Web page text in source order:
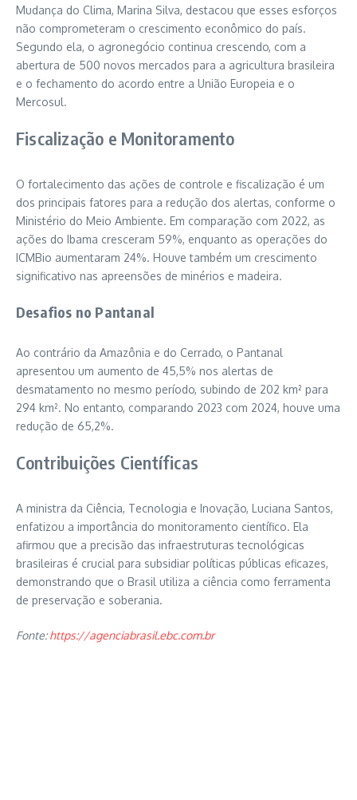
Mudança do Clima, Marina Silva, destacou que esses esforços
não comprometeram o crescimento econômico do país.
Segundo ela, o agronegócio continua crescendo, com a
abertura de 500 novos mercados para a agricultura brasileira
e o fechamento do acordo entre a União Europeia e o
Mercosul.
Fiscalização e Monitoramento
O fortalecimento das ações de controle e fiscalização é um
dos principais fatores para a redução dos alertas, conforme o
Ministério do Meio Ambiente. Em comparação com 2022, as
ações do Ibama cresceram 59%, enquanto as operações do
ICMBio aumentaram 24%. Houve também um crescimento
significativo nas apreensões de minérios e madeira.
Desafios no Pantanal
Ao contrário da Amazônia e do Cerrado, o Pantanal
apresentou um aumento de 45,5% nos alertas de
desmatamento no mesmo período, subindo de 202 km² para
294 km². No entanto, comparando 2023 com 2024, houve uma
redução de 65,2%.
Contribuições Científicas
A ministra da Ciência, Tecnologia e Inovação, Luciana Santos,
enfatizou a importância do monitoramento científico. Ela
afirmou que a precisão das infraestruturas tecnológicas
brasileiras é crucial para subsidiar políticas públicas eficazes,
demonstrando que o Brasil utiliza a ciência como ferramenta
de preservação e soberania.
Fonte:https://agenciabrasil.ebc.com.br